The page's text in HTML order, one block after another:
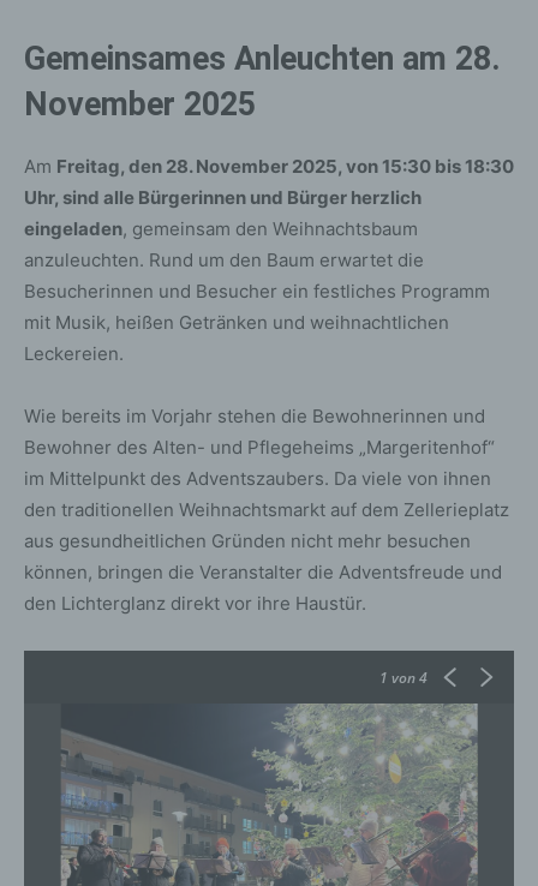
Gemeinsames Anleuchten am 28.
November 2025
Am Freitag, den 28. November 2025, von 15:30 bis 18:30
Uhr, sind alle Bürgerinnen und Bürger herzlich
eingeladen, gemeinsam den Weihnachtsbaum
anzuleuchten. Rund um den Baum erwartet die
Besucherinnen und Besucher ein festliches Programm
mit Musik, heißen Getränken und weihnachtlichen
Leckereien.
Wie bereits im Vorjahr stehen die Bewohnerinnen und
Bewohner des Alten- und Pflegeheims „Margeritenhof“
im Mittelpunkt des Adventszaubers. Da viele von ihnen
den traditionellen Weihnachtsmarkt auf dem Zellerieplatz
aus gesundheitlichen Gründen nicht mehr besuchen
können, bringen die Veranstalter die Adventsfreude und
den Lichterglanz direkt vor ihre Haustür.
1 von 4